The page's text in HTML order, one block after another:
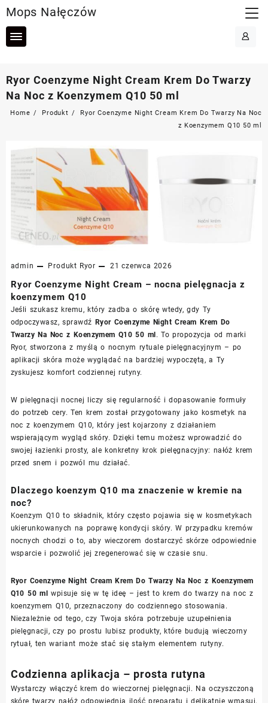
to
content
Mops Nałęczów
Ryor Coenzyme Night Cream Krem Do Twarzy
Na Noc z Koenzymem Q10 50 ml
Home Produkt
Ryor Coenzyme Night Cream Krem Do Twarzy Na Noc
z Koenzymem Q10 50 ml
admin Produkt Ryor 21 czerwca 2026
Ryor Coenzyme Night Cream – nocna pielęgnacja z
koenzymem Q10
Jeśli szukasz kremu, który zadba o skórę wtedy, gdy Ty
odpoczywasz, sprawdź Ryor Coenzyme Night Cream Krem Do
Twarzy Na Noc z Koenzymem Q10 50 ml. To propozycja od marki
Ryor, stworzona z myślą o nocnym rytuale pielęgnacyjnym – po
aplikacji skóra może wyglądać na bardziej wypoczętą, a Ty
zyskujesz komfort codziennej rutyny.
W pielęgnacji nocnej liczy się regularność i dopasowanie formuły
do potrzeb cery. Ten krem został przygotowany jako kosmetyk na
noc z koenzymem Q10, który jest kojarzony z działaniem
wspierającym wygląd skóry. Dzięki temu możesz wprowadzić do
swojej łazienki prosty, ale konkretny krok pielęgnacyjny: nałóż krem
przed snem i pozwól mu działać.
Dlaczego koenzym Q10 ma znaczenie w kremie na
noc?
Koenzym Q10 to składnik, który często pojawia się w kosmetykach
ukierunkowanych na poprawę kondycji skóry. W przypadku kremów
nocnych chodzi o to, aby wieczorem dostarczyć skórze odpowiednie
wsparcie i pozwolić jej zregenerować się w czasie snu.
Ryor Coenzyme Night Cream Krem Do Twarzy Na Noc z Koenzymem
Q10 50 ml wpisuje się w tę ideę – jest to krem do twarzy na noc z
koenzymem Q10, przeznaczony do codziennego stosowania.
Niezależnie od tego, czy Twoja skóra potrzebuje uzupełnienia
pielęgnacji, czy po prostu lubisz produkty, które budują wieczorny
rytuał, ten wariant może stać się stałym elementem rutyny.
Codzienna aplikacja – prosta rutyna
Wystarczy włączyć krem do wieczornej pielęgnacji. Na oczyszczoną
skórę twarzy nałóż odpowiednią ilość preparatu i delikatnie wmasuj.